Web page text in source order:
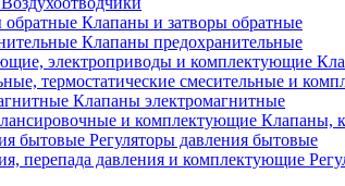
Клапаны и затворы обратные
Клапаны предохранительные
Клапаны электромагнитные
Клапаны,
Регуляторы давления бытовые